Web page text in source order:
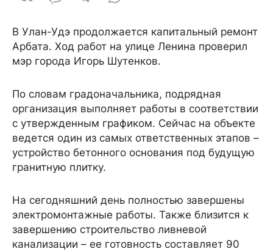
В Улан-Удэ продолжается капитальный ремонт
Арбата. Ход работ на улице Ленина проверил
мэр города Игорь Шутенков.
По словам градоначальника, подрядная
организация выполняет работы в соответствии
с утвержденным графиком. Сейчас на объекте
ведется один из самых ответственных этапов –
устройство бетонного основания под будущую
гранитную плитку.
На сегодняшний день полностью завершены
электромонтажные работы. Также близится к
завершению строительство ливневой
канализации – ее готовность составляет 90